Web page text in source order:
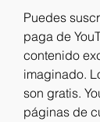
Puedes
paga de
contenido
imaginado.
son gratis.
páginas de